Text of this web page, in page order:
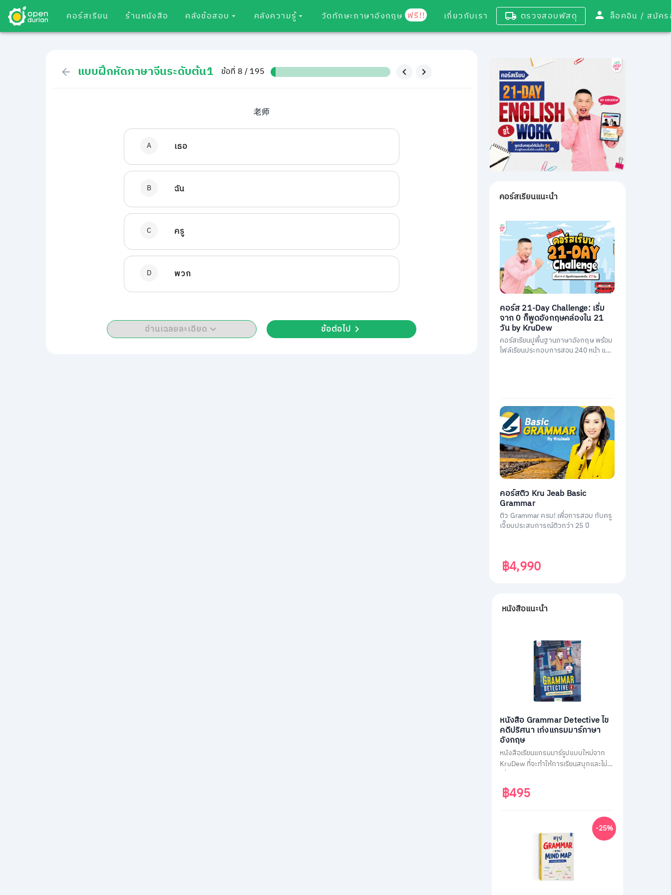
คอร์สเรียน ร้านหนังสือ คลังข้อสอบ คลังความรู้ วัดทักษะภาษาอังกฤษ ฟรี!! เกี่ยวกับเรา ตรวจสอบพัสดุ ล็อคอิน /
แบบฝึกหัดภาษาจีนระดับต้น1 ข้อที่ 8 / 195
老师
A เธอ
B ฉัน
C ครู
D พวก
อ่านเฉลยละเอียด ข้อต่อไป
คอร์สเรียนแนะนำ
คอร์ส 21-Day Challenge: เริ่ม
จาก 0 ก็พูดอังกฤษคล่องใน 21
วัน by KruDew
คอร์สเรียนปูพื้นฐานภาษาอังกฤษ พร้อม
ไฟล์เรียนประกอบการสอน 240 หน้า และ
คอร์สติว Kru Jeab Basic
Grammar
ติว Grammar ครบ! เพื่อการสอบ กับครู
เจี๊ยบประสบการณ์ติวกว่า 25 ปี
฿4,990
หนังสือแนะนำ
หนังสือ Grammar Detective ไข
คดีปริศนา เก่งแกรมมาร์ภาษา
อังกฤษ
หนังสือเรียนแกรมมาร์รูปแบบใหม่จาก
KruDew ที่จะทำให้การเรียนสนุกและไม่น่า
สวมบทนักสืบ ไขคดีปริศนาไปพร้อมกับ
การเรียนรู้หลักแกรมมาร์ที่ครอบคลุม
ฝึกหัดทบทวนความเข้าใจมากกว่า 400
฿495
-25%